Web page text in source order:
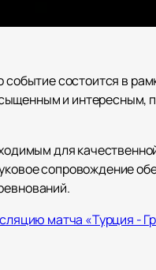
состоится в
и интересным,
для
сопровождение
матча «Турция -